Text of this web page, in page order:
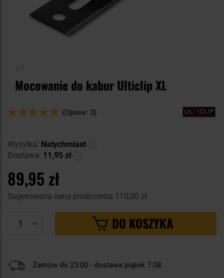
Mocowanie do kabur Ulticlip XL
Ocena:
(Opinie: 3)
Wysyłka: Natychmiast
Dostawa: 11,95 zł
89,95 zł
Sugerowana cena producenta 110,00 zł
DO KOSZYKA
Zamów do 23:00 - dostawa piątek 7.08